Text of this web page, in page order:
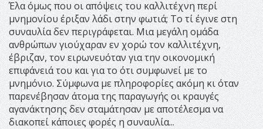
Έλα όμως που οι απόψεις του καλλιτέχνη περί
μνημονίου έριξαν λάδι στην φωτιά; Το τί έγινε στη
συναυλία δεν περιγράφεται. Μια μεγάλη ομάδα
ανθρώπων γιούχαραν εν χορώ τον καλλιτέχνη,
έβριζαν, τον ειρωνευόταν για την οικονομική
επιφάνειά του και για το ότι συμφωνεί με το
μνημόνιο. Σύμφωνα με πληροφορίες ακόμη κι όταν
παρενέβησαν άτομα της παραγωγής οι κραυγές
αγανάκτησης δεν σταμάτησαν με αποτέλεσμα να
διακοπεί κάποιες φορές η συναυλία...